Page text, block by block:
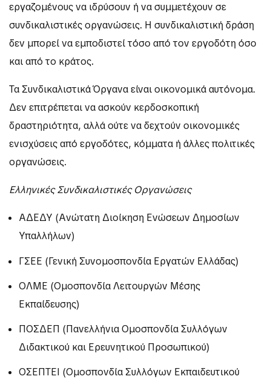
εργαζομένους να ιδρύσουν ή να συμμετέχουν σε
συνδικαλιστικές οργανώσεις. Η συνδικαλιστική δράση
δεν μπορεί να εμποδιστεί τόσο από τον εργοδότη όσο
και από το κράτος.
Τα Συνδικαλιστικά Όργανα είναι οικονομικά αυτόνομα.
Δεν επιτρέπεται να ασκούν κερδοσκοπική
δραστηριότητα, αλλά ούτε να δεχτούν οικονομικές
ενισχύσεις από εργοδότες, κόμματα ή άλλες πολιτικές
οργανώσεις.
Ελληνικές Συνδικαλιστικές Οργανώσεις
ΑΔΕΔΥ (Ανώτατη Διοίκηση Ενώσεων Δημοσίων
Υπαλλήλων)
ΓΣΕΕ (Γενική Συνομοσπονδία Εργατών Ελλάδας)
ΟΛΜΕ (Ομοσπονδία Λειτουργών Μέσης
Εκπαίδευσης)
ΠΟΣΔΕΠ (Πανελλήνια Ομοσπονδία Συλλόγων
Διδακτικού και Ερευνητικού Προσωπικού)
ΟΣΕΠΤΕΙ (Ομοσπονδία Συλλόγων Εκπαιδευτικού